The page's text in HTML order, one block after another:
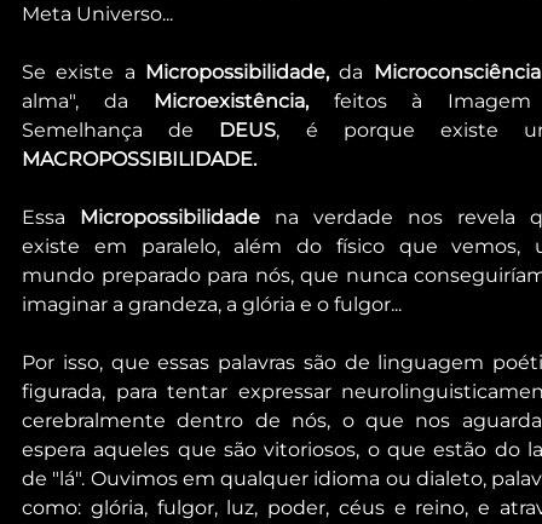
Meta Universo...
Se existe a Micropossibilidade, da
alma", da
Microexistência, feitos à
Semelhança de DEUS
MACROPOSSIBILIDADE.
Essa Micropossibilidade na verdade nos revela
existe em paralelo, além do físico que vemos,
mundo preparado para nós, que nunca
imaginar a grandeza, a glória e o fulgor...
Por isso, que essas palavras são de linguagem
figurada, para tentar expressar
cerebralmente dentro de nós, o que nos
espera aqueles que são vitoriosos, o que estão do
de "lá". Ouvimos em qualquer idioma ou dialeto,
como: glória, fulgor, luz, poder, céus e reino, e